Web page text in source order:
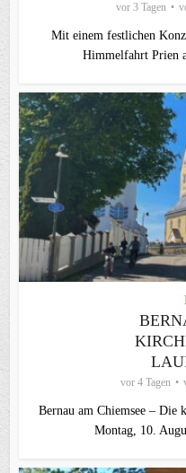
vor 3 Tagen
Mit einem festlichen
Himmelfahrt Prien
vor 4 Tagen
Bernau am Chiemsee – Die
Montag, 10.